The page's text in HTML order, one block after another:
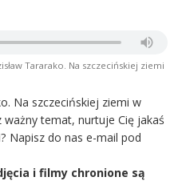
Tararako. Na szczecińskiej ziemi
Na szczecińskiej ziemi w
temat, nurtuje Cię jakaś
Napisz do nas e-mail pod
i filmy chronione są